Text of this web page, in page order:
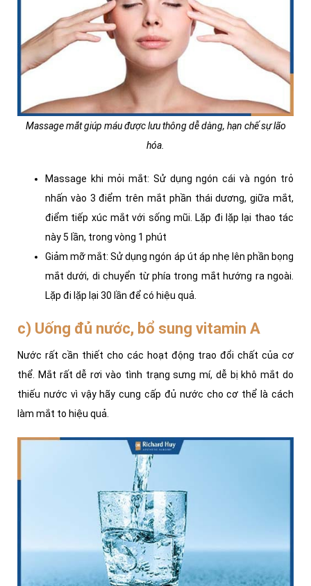
Massage mắt giúp máu được lưu thông dễ dàng, hạn chế sự lão
hóa.
Massage khi mỏi mắt: Sử dụng ngón cái và ngón trỏ
nhấn vào 3 điểm trên mắt phần thái dương, giữa mắt,
điểm tiếp xúc mắt với sống mũi. Lặp đi lặp lại thao tác
này 5 lần, trong vòng 1 phút
Giảm mỡ mắt: Sử dụng ngón áp út áp nhẹ lên phần bọng
mắt dưới, di chuyển từ phía trong mắt hướng ra ngoài.
Lặp đi lặp lại 30 lần để có hiệu quả.
c) Uống đủ nước, bổ sung vitamin A
Nước rất cần thiết cho các hoạt động trao đổi chất của cơ
thể. Mắt rất dễ rơi vào tình trạng sưng mí, dễ bị khô mắt do
thiếu nước vì vậy hãy cung cấp đủ nước cho cơ thể là cách
làm mắt to hiệu quả.